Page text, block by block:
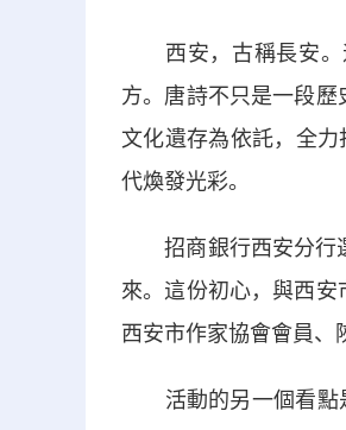
西安，古稱長安。
方。唐詩不只是一段
文化遺存為依託，全
代煥發光彩。
招商銀行西安分行選
來。這份初心，與西
西安市作家協會會員、
活動的另一個看點是